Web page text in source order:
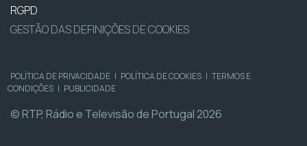
RGPD
GESTÃO DAS DEFINIÇÕES DE COOKIES
POLÍTICA DE PRIVACIDADE | POLÍTICA DE COOKIES | TERMOS E
CONDIÇÕES | PUBLICIDADE
© RTP, Rádio e Televisão de Portugal 2026